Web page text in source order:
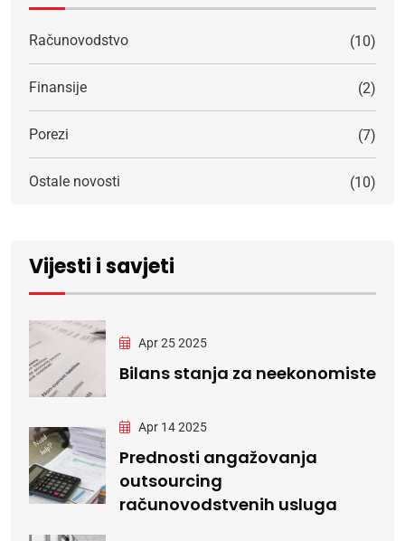
Računovodstvo (10)
Finansije (2)
Porezi (7)
Ostale novosti (10)
Vijesti i savjeti
Apr 25 2025
Bilans stanja za neekonomiste
Apr 14 2025
Prednosti angažovanja
outsourcing
računovodstvenih usluga